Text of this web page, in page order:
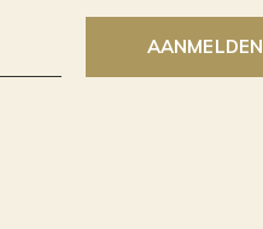
AANMELDEN